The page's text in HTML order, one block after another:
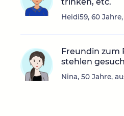
Heidi59, 60
Freundin zum
stehlen
Nina, 50 Jahre,